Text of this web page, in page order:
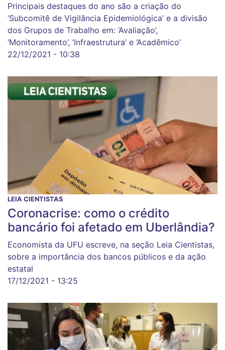
Principais destaques do ano são a criação do
‘Subcomitê de Vigilância Epidemiológica’ e a divisão
dos Grupos de Trabalho em: ‘Avaliação’,
‘Monitoramento’, ‘Infraestrutura’ e ‘Acadêmico’
22/12/2021 - 10:38
LEIA CIENTISTAS
Coronacrise: como o crédito
bancário foi afetado em Uberlândia?
Economista da UFU escreve, na seção Leia Cientistas,
sobre a importância dos bancos públicos e da ação
estatal
17/12/2021 - 13:25